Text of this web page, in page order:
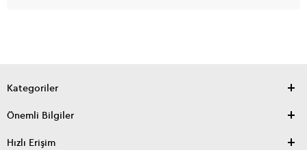
Kategoriler
Önemli Bilgiler
Hızlı Erişim